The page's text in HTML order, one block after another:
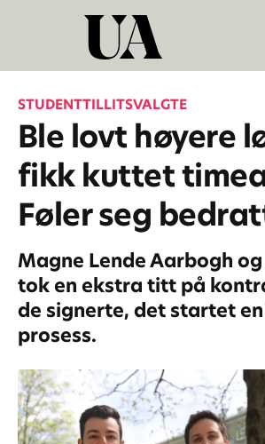
STUDENTTILLITSVALGTE
Ble lovt høyere
fikk kuttet
Føler seg
Magne Lende Aarbogh
tok en ekstra titt på
de signerte, det startet
prosess.